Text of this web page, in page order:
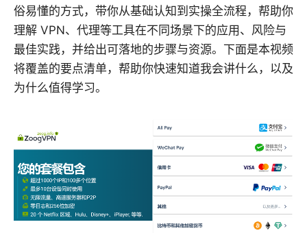
俗易懂的方式，带你从基础认知到实操全流程，帮助你
理解 VPN、代理等工具在不同场景下的应用、风险与
最佳实践，并给出可落地的步骤与资源。下面是本视频
将覆盖的要点清单，帮助你快速知道我会讲什么，以及
为什么值得学习。